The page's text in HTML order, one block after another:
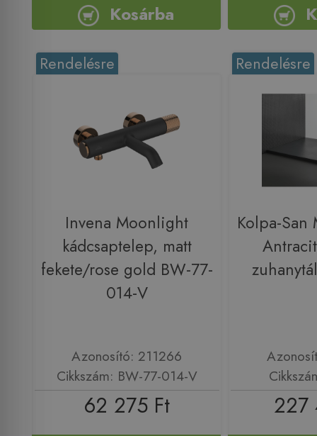
Kosárba
Rendelésre
Invena Moonlight
kádcsaptelep, matt
fekete/rose gold BW-77-
014-V
Azonosító: 211266
Cikkszám: BW-77-014-V
62 275 Ft
Rendelésre
Kolpa-San
227